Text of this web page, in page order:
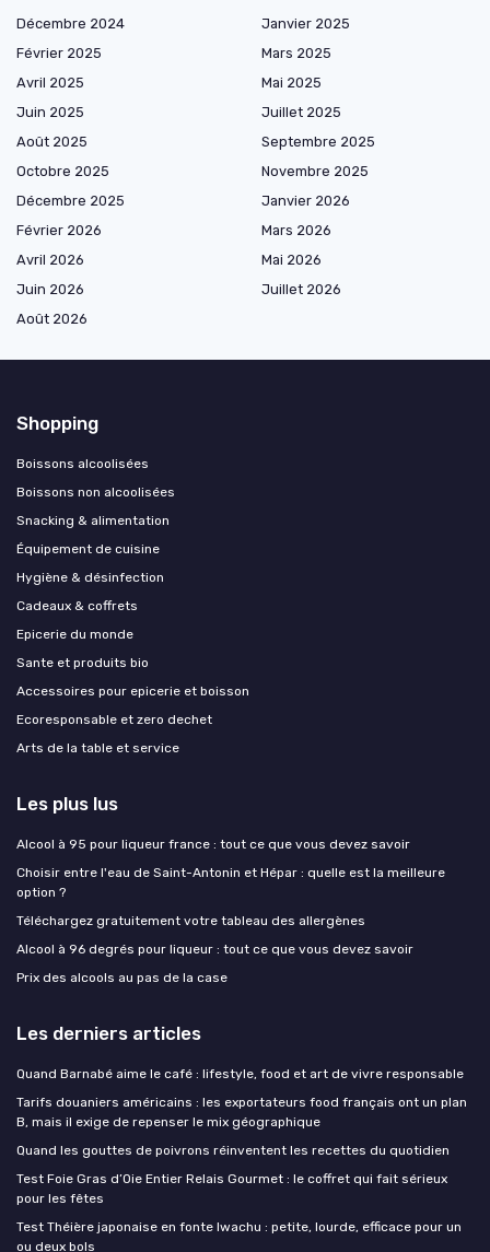
Décembre 2024
Janvier 2025
Février 2025
Mars 2025
Avril 2025
Mai 2025
Juin 2025
Juillet 2025
Août 2025
Septembre 2025
Octobre 2025
Novembre 2025
Décembre 2025
Janvier 2026
Février 2026
Mars 2026
Avril 2026
Mai 2026
Juin 2026
Juillet 2026
Août 2026
Shopping
Boissons alcoolisées
Boissons non alcoolisées
Snacking & alimentation
Équipement de cuisine
Hygiène & désinfection
Cadeaux & coffrets
Epicerie du monde
Sante et produits bio
Accessoires pour epicerie et boisson
Ecoresponsable et zero dechet
Arts de la table et service
Les plus lus
Alcool à 95 pour liqueur france : tout ce que vous devez savoir
Choisir entre l'eau de Saint-Antonin et Hépar : quelle est la meilleure
option ?
Téléchargez gratuitement votre tableau des allergènes
Alcool à 96 degrés pour liqueur : tout ce que vous devez savoir
Prix des alcools au pas de la case
Les derniers articles
Quand Barnabé aime le café : lifestyle, food et art de vivre responsable
Tarifs douaniers américains : les exportateurs food français ont un plan
B, mais il exige de repenser le mix géographique
Quand les gouttes de poivrons réinventent les recettes du quotidien
Test Foie Gras d’Oie Entier Relais Gourmet : le coffret qui fait sérieux
pour les fêtes
Test Théière japonaise en fonte Iwachu : petite, lourde, efficace pour un
ou deux bols